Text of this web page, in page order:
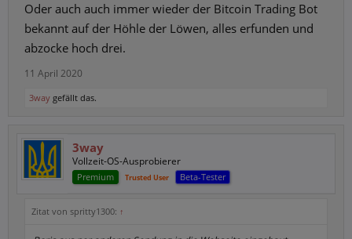
Oder auch auch immer wieder der Bitcoin Trading Bot
bekannt auf der Höhle der Löwen, alles erfunden und
abzocke hoch drei.
11 April 2020
3way gefällt das.
3way
Vollzeit-OS-Ausprobierer
Premium Trusted User Beta-Tester
Zitat von spritty1300: ↑